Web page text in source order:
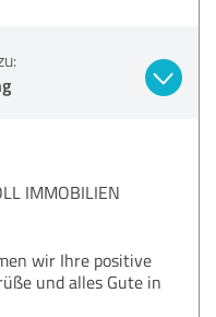
IMMOBILIEN
wir Ihre positive
und alles Gute in